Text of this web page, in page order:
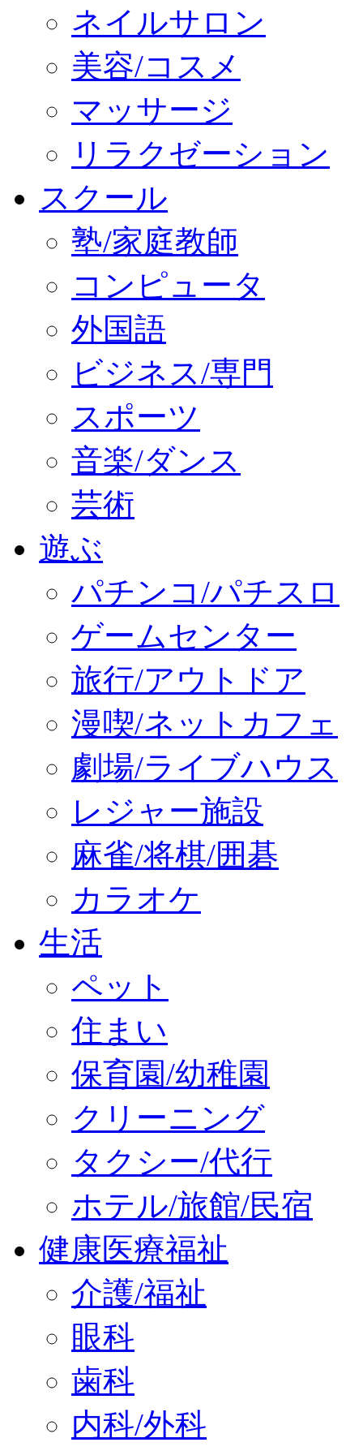
ネイルサロン
美容/コスメ
マッサージ
リラクゼーション
スクール
塾/家庭教師
コンピュータ
外国語
ビジネス/専門
スポーツ
音楽/ダンス
芸術
遊ぶ
パチンコ/パチスロ
ゲームセンター
旅行/アウトドア
漫喫/ネットカフェ
劇場/ライブハウス
レジャー施設
麻雀/将棋/囲碁
カラオケ
生活
ペット
住まい
保育園/幼稚園
クリーニング
タクシー/代行
ホテル/旅館/民宿
健康医療福祉
介護/福祉
眼科
歯科
内科/外科